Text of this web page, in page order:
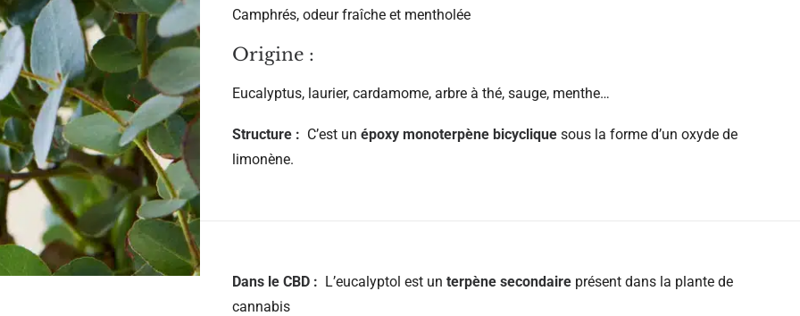
Camphrés, odeur fraîche et mentholée
Origine :
Eucalyptus, laurier, cardamome, arbre à thé, sauge, menthe…
Structure : C’est un époxy monoterpène bicyclique sous la forme d’un oxyde de
limonène.
Dans le CBD : L’eucalyptol est un terpène secondaire présent dans la plante de
cannabis